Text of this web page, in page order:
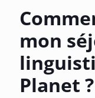
mon
Planet ?